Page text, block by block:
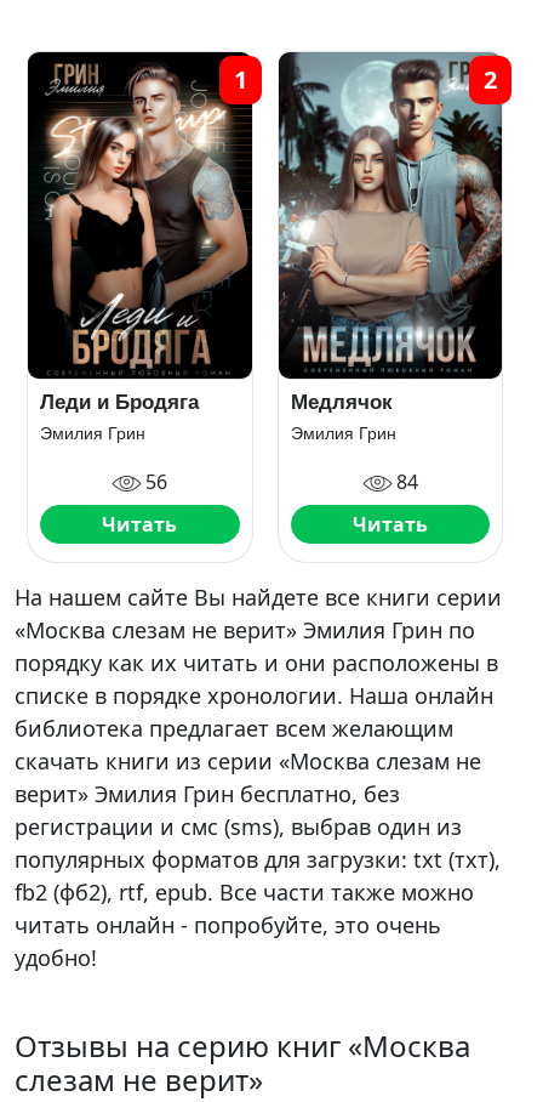
Леди и Бродяга
Эмилия Грин
56
Читать
1
Медлячок
Эмилия Грин
84
Читать
2
На нашем сайте Вы найдете все книги серии
«Москва слезам не верит» Эмилия Грин по
порядку как их читать и они расположены в
списке в порядке хронологии. Наша онлайн
библиотека предлагает всем желающим
скачать книги из серии «Москва слезам не
верит» Эмилия Грин бесплатно, без
регистрации и смс (sms), выбрав один из
популярных форматов для загрузки: txt (тхт),
fb2 (фб2), rtf, epub. Все части также можно
читать онлайн - попробуйте, это очень
удобно!
Отзывы на серию книг «Москва
слезам не верит»